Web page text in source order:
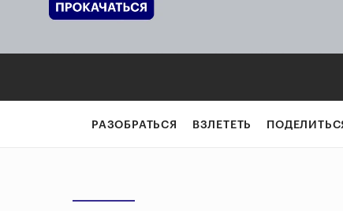
РАЗОБРАТЬСЯ ВЗЛЕТЕТЬ